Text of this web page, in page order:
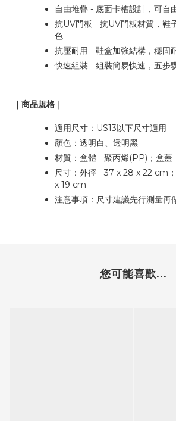
自由堆疊 - 底面卡槽設計，可自
抗UV門板 - 抗UV門板材質，鞋
色
抗壓耐用 - 鞋盒加強結構，穩固
快速組裝 - 組裝簡易快速，五步
｜商品規格｜
適用尺寸：US13以下尺寸適用
顏色：透明白、透明黑
材質：盒體 - 聚丙烯(PP)；盒蓋
尺寸：外徑 - 37 x 28 x 22 cm
x 19 cm
注意事項：尺寸建議先行測量再
您可能喜歡...